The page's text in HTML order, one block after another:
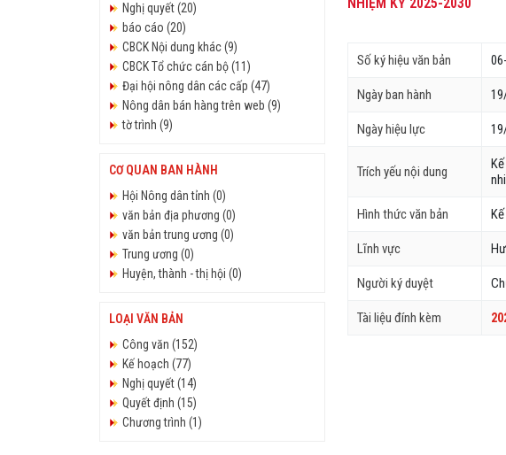
Nghị quyết (20)
báo cáo (20)
CBCK Nội dung khác (9)
CBCK Tổ chức cán bộ (11)
Đại hội nông dân các cấp (47)
Nông dân bán hàng trên web (9)
tờ trình (9)
CƠ QUAN BAN HÀNH
Hội Nông dân tỉnh (0)
văn bản địa phương (0)
văn bản trung ương (0)
Trung ương (0)
Huyện, thành - thị hội (0)
LOẠI VĂN BẢN
Công văn (152)
Kế hoạch (77)
Nghị quyết (14)
Quyết định (15)
Chương trình (1)
Số ký hiệu văn bản
Ngày ban hành
Ngày hiệu lực
Trích yếu nội dung
Hình thức văn bản
Lĩnh vực
Người ký duyệt
Tài liệu đính kèm